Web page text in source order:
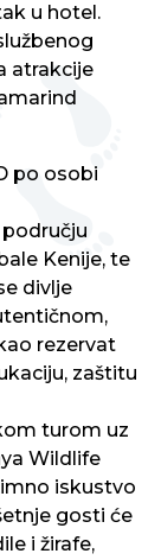
u hotel.
atrakcije
po osobi
Kenije, te
divlje
rezervat
zaštitu
turom uz
Wildlife
iskustvo
gosti će
i žirafe,